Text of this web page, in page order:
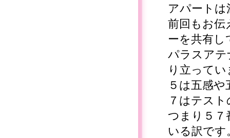
アパート
前回もお伝
ーを共有
パラスアテ
り立ってい
５は五感
７はテス
つまり５７
いる訳です